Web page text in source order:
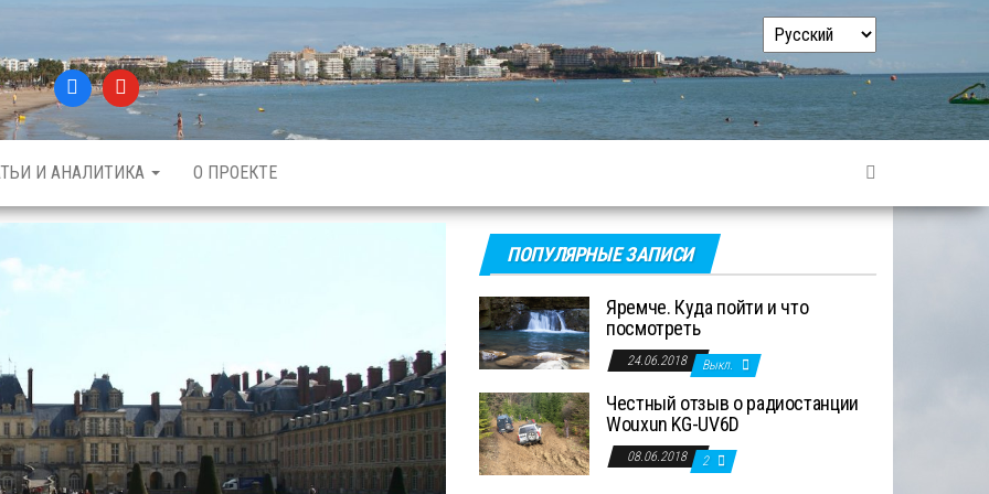
Выбрать
язык
И АНАЛИТИКА О ПРОЕКТЕ
ПОПУЛЯРНЫЕ ЗАПИСИ
Яремче. Куда пойти и что
посмотреть
24.06.2018 Выкл.
Честный отзыв о радиостанции
Wouxun KG-UV6D
08.06.2018 2